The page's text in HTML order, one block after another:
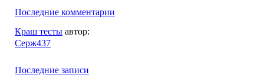
Последние комментарии
Краш тесты автор:
Серж437
Последние записи